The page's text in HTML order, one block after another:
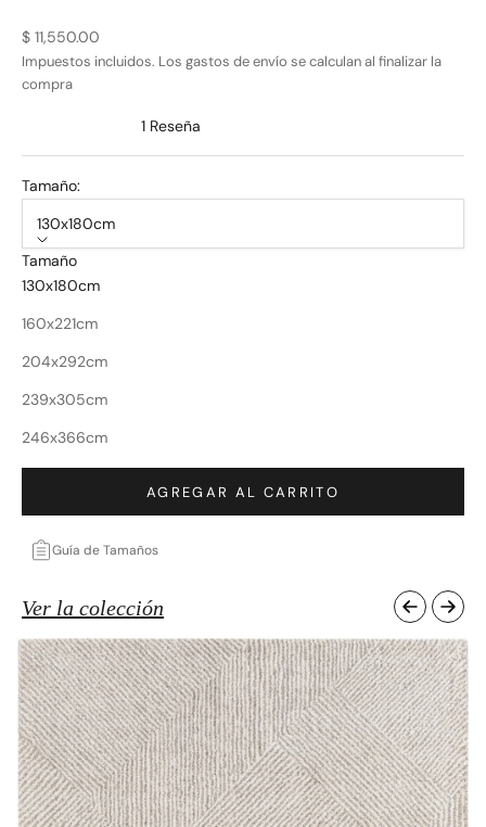
Precio de oferta
$ 11,550.00
Impuestos incluidos. Los gastos de envío se calculan al finalizar la
compra
5.0
of
5
stars
1Reseña
Tamaño:
130x180cm
Tamaño
130x180cm
160x221cm
204x292cm
239x305cm
246x366cm
AGREGAR AL CARRITO
Guía de Tamaños
Ver la colección